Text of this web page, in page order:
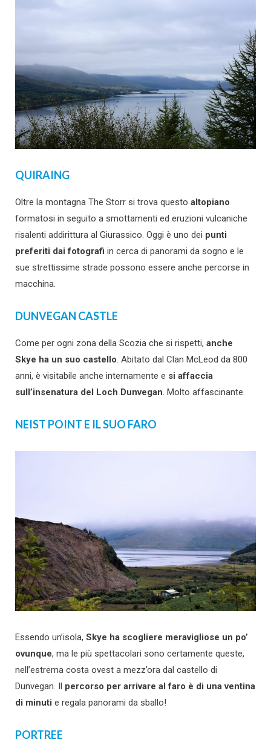
QUIRAING
Oltre la montagna The Storr si trova questo altopiano
formatosi in seguito a smottamenti ed eruzioni vulcaniche
risalenti addirittura al Giurassico. Oggi è uno dei punti
preferiti dai fotografi in cerca di panorami da sogno e le
sue strettissime strade possono essere anche percorse in
macchina.
DUNVEGAN CASTLE
Come per ogni zona della Scozia che si rispetti, anche
Skye ha un suo castello. Abitato dal Clan McLeod da 800
anni, è visitabile anche internamente e si affaccia
sull’insenatura del Loch Dunvegan. Molto affascinante.
NEIST POINT E IL SUO FARO
Essendo un’isola, Skye ha scogliere meravigliose un po’
ovunque, ma le più spettacolari sono certamente queste,
nell’estrema costa ovest a mezz’ora dal castello di
Dunvegan. Il percorso per arrivare al faro è di una ventina
di minuti e regala panorami da sballo!
PORTREE